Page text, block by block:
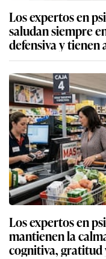
Los expertos en
saludan siempre
defensiva y tienen
Los expertos en
mantienen la
cognitiva,